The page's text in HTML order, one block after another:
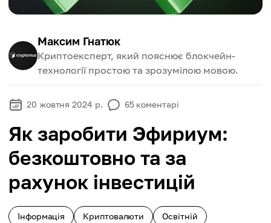
Максим Гнатюк
Криптоексперт, який пояснює блокчейн-
технології простою та зрозумілою мовою.
20 жовтня 2024 р. 65 коментарі
Як заробити Эфириум:
безкоштовно та за
рахунок інвестицій
Інформація Криптовалюти Освітній